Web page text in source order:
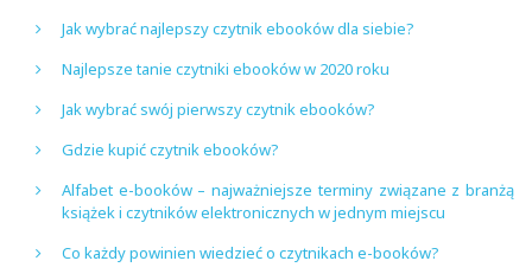
Jak wybrać najlepszy czytnik ebooków dla siebie?
Najlepsze tanie czytniki ebooków w 2020 roku
Jak wybrać swój pierwszy czytnik ebooków?
Gdzie kupić czytnik ebooków?
Alfabet e-booków – najważniejsze terminy związane z branżą
książek i czytników elektronicznych w jednym miejscu
Co każdy powinien wiedzieć o czytnikach e-booków?